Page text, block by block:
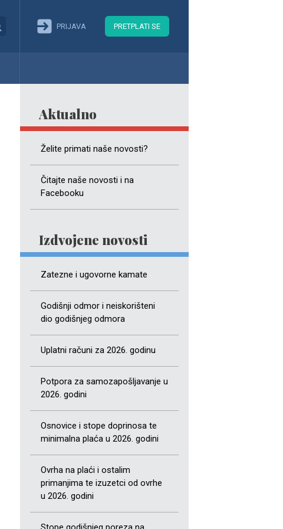
PRIJAVA PRETPLATI SE
Aktualno
Želite primati naše novosti?
Čitajte naše novosti i na
Facebooku
Izdvojene novosti
Zatezne i ugovorne kamate
Godišnji odmor i neiskorišteni
dio godišnjeg odmora
Uplatni računi za 2026. godinu
Potpora za samozapošljavanje u
2026. godini
Osnovice i stope doprinosa te
minimalna plaća u 2026. godini
Ovrha na plaći i ostalim
primanjima te izuzetci od ovrhe
u 2026. godini